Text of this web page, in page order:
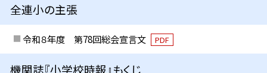
全連小の主張
令和８年度 第78回総会宣言文 PDF
機関誌『小学校時報』もくじ